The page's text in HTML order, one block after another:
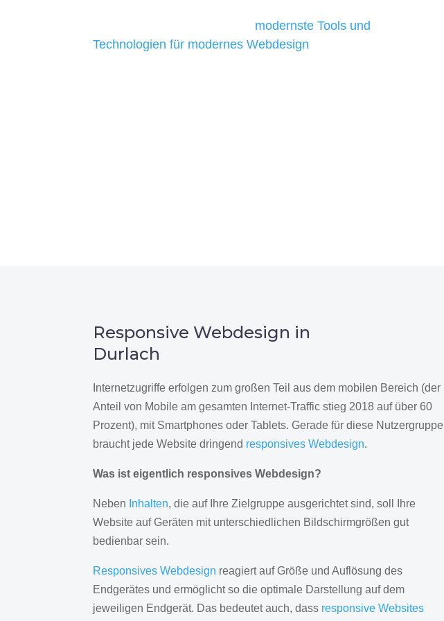
modernste Tools und
Technologien für modernes Webdesign
Responsive Webdesign in
Durlach
Internetzugriffe erfolgen zum großen Teil aus dem mobilen Bereich (der
Anteil von Mobile am gesamten Internet-Traffic stieg 2018 auf über 60
Prozent), mit Smartphones oder Tablets. Gerade für diese Nutzergruppe
braucht jede Website dringend responsives Webdesign.
Was ist eigentlich responsives Webdesign?
Neben Inhalten, die auf Ihre Zielgruppe ausgerichtet sind, soll Ihre
Website auf Geräten mit unterschiedlichen Bildschirmgrößen gut
bedienbar sein.
Responsives Webdesign reagiert auf Größe und Auflösung des
Endgerätes und ermöglicht so die optimale Darstellung auf dem
jeweiligen Endgerät. Das bedeutet auch, dass responsive Websites